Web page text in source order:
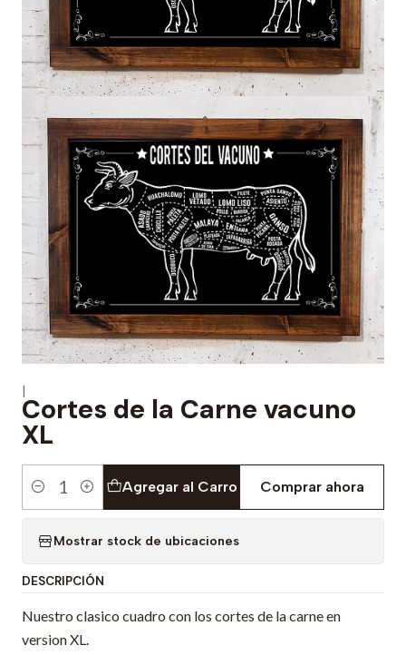
Cortes de la Carne vacuno
XL
Cantidad
Agregar al Carro Comprar ahora
Mostrar stock de ubicaciones
DESCRIPCIÓN
Nuestro clasico cuadro con los cortes de la carne en
version XL.